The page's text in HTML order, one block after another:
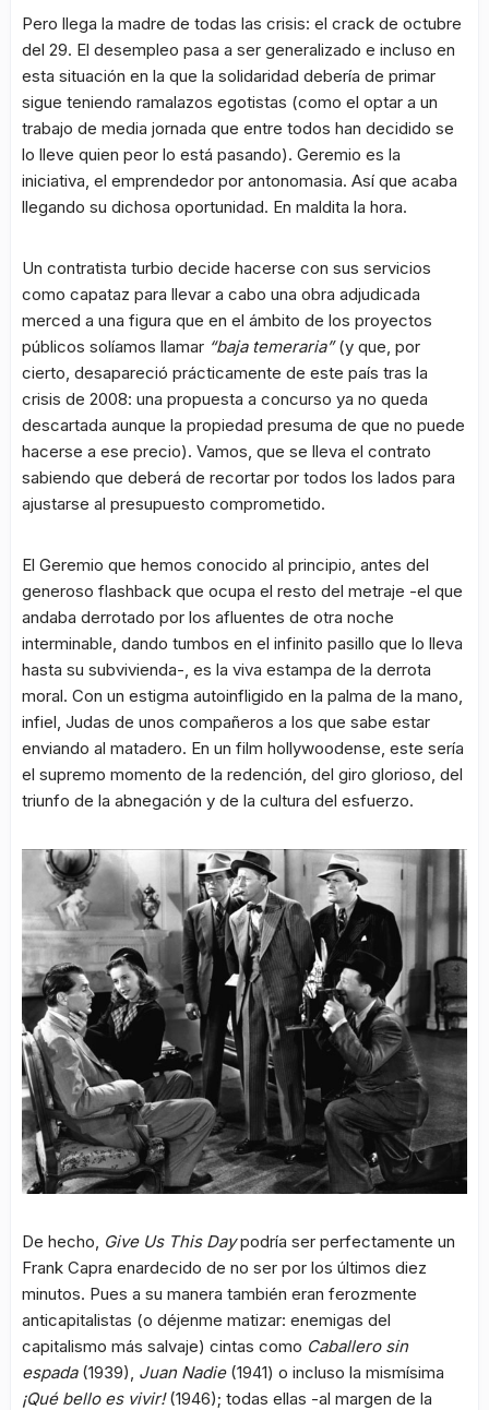
Pero llega la madre de todas las crisis: el crack de octubre
del 29. El desempleo pasa a ser generalizado e incluso en
esta situación en la que la solidaridad debería de primar
sigue teniendo ramalazos egotistas (como el optar a un
trabajo de media jornada que entre todos han decidido se
lo lleve quien peor lo está pasando). Geremio es la
iniciativa, el emprendedor por antonomasia. Así que acaba
llegando su dichosa oportunidad. En maldita la hora.
Un contratista turbio decide hacerse con sus servicios
como capataz para llevar a cabo una obra adjudicada
merced a una figura que en el ámbito de los proyectos
públicos solíamos llamar “baja temeraria”(y que, por
cierto, desapareció prácticamente de este país tras la
crisis de 2008: una propuesta a concurso ya no queda
descartada aunque la propiedad presuma de que no puede
hacerse a ese precio). Vamos, que se lleva el contrato
sabiendo que deberá de recortar por todos los lados para
ajustarse al presupuesto comprometido.
El Geremio que hemos conocido al principio, antes del
generoso flashback que ocupa el resto del metraje -el que
andaba derrotado por los afluentes de otra noche
interminable, dando tumbos en el infinito pasillo que lo lleva
hasta su subvivienda-, es la viva estampa de la derrota
moral. Con un estigma autoinfligido en la palma de la mano,
infiel, Judas de unos compañeros a los que sabe estar
enviando al matadero. En un film hollywoodense, este sería
el supremo momento de la redención, del giro glorioso, del
triunfo de la abnegación y de la cultura del esfuerzo.
De hecho, Give Us This Daypodría ser perfectamente un
Frank Capra enardecido de no ser por los últimos diez
minutos. Pues a su manera también eran ferozmente
anticapitalistas (o déjenme matizar: enemigas del
capitalismo más salvaje) cintas como Caballero sin
espada(1939), Juan Nadie(1941) o incluso la mismísima
¡Qué bello es vivir!(1946); todas ellas -al margen de la